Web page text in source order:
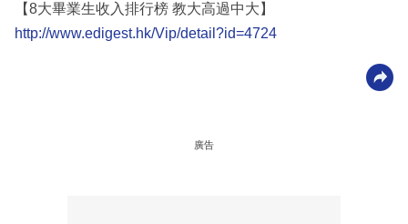
【8大畢業生收入排行榜 教大高過中大】
http://www.edigest.hk/Vip/detail?id=4724
廣告